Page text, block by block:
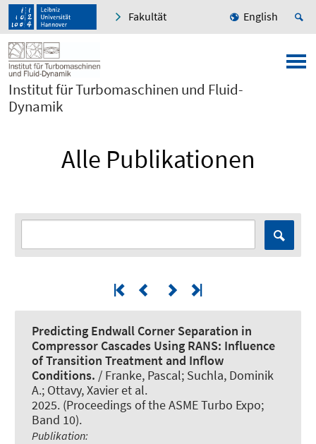
Fakultät English
Institut für Turbomaschinen und Fluid-
Dynamik
Alle Publikationen
Predicting Endwall Corner Separation in
Compressor Cascades Using RANS: Influence
of Transition Treatment and Inflow
Conditions. / Franke, Pascal; Suchla, Dominik
A.; Ottavy, Xavier et al.
2025. (Proceedings of the ASME Turbo Expo;
Band 10).
Publikation: